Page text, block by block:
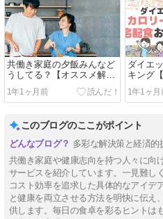
共働き家庭の夕飯みんなど
うしてる？【オススメ解決
法８選】
1年1ヶ月前
ダイエ
キング
パク質
1年1ヶ月
このブログのここがポイント
多彩な解決策と経済的
共働き家庭や健康志向を持つ人々に向
サービスを紹介しています。一見難し
コスト効率を追求した具体的なアイデ
と健康を両立させる方法を明快に伝え
供します。毎日の食卓を彩るヒントは